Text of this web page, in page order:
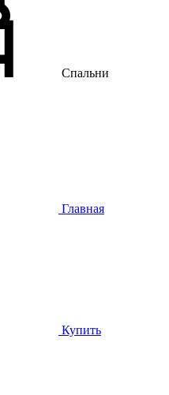
Спальни
Главная
Купить